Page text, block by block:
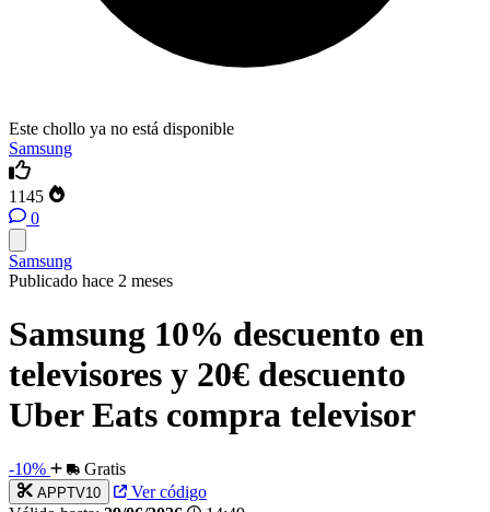
Este chollo ya no está disponible
Samsung
1145
0
Samsung
Publicado hace 2 meses
Samsung 10% descuento en
televisores y 20€ descuento
Uber Eats compra televisor
-10% Gratis
APPTV10
Ver código